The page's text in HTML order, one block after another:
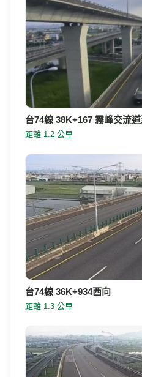
台74線 38K+167 霧峰交流
距離 1.2 公里
台74線 36K+934西向
距離 1.3 公里